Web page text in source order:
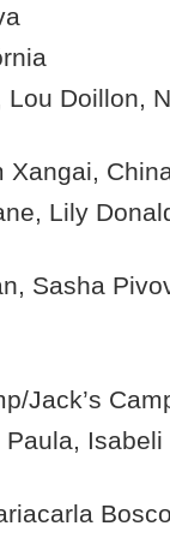
Doillon,
Xangai,
Lily
Sasha
Jack’s